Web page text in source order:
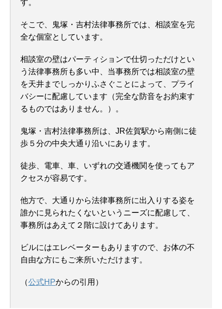
す。
そこで、鬼塚・吉村法律事務所では、相談室を完
全な個室としています。
相談室の壁はパーティションで仕切っただけとい
う法律事務所も多い中、当事務所では相談室の壁
を天井までしっかりふさぐことによって、プライ
バシーに配慮しています（完全な防音をお約束す
るものではありません。）。
鬼塚・吉村法律事務所は、JR佐賀駅から南側に徒
歩５分の中央大通り沿いにあります。
徒歩、電車、車、いずれの交通機関を使ってもア
クセスが容易です。
他方で、大通りから法律事務所に出入りする姿を
誰かに見られたくないというニーズに配慮して、
事務所はあえて２階に設けてあります。
ビルにはエレベーターもありますので、お体の不
自由な方にもご来所いただけます。
（公式HPからの引用）